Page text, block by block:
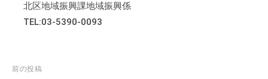
北区地域振興課地域振興係
TEL:03-5390-0093
投
前の投稿